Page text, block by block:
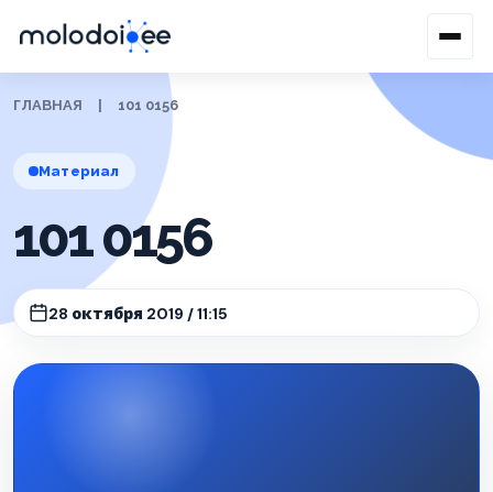
ГЛАВНАЯ 101 0156
Материал
101 0156
28 октября 2019 / 11:15